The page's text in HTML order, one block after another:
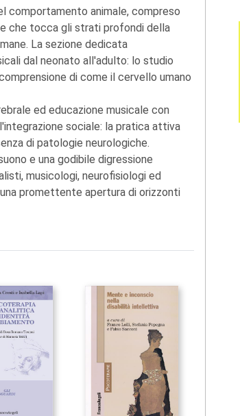
comportamento animale, compreso
che tocca gli strati profondi della
La sezione dedicata
dal neonato all'adulto: lo studio
di come il cervello umano
ed educazione musicale con
sociale: la pratica attiva
di patologie neurologiche.
e una godibile digressione
musicologi, neurofisiologi ed
promettente apertura di orizzonti